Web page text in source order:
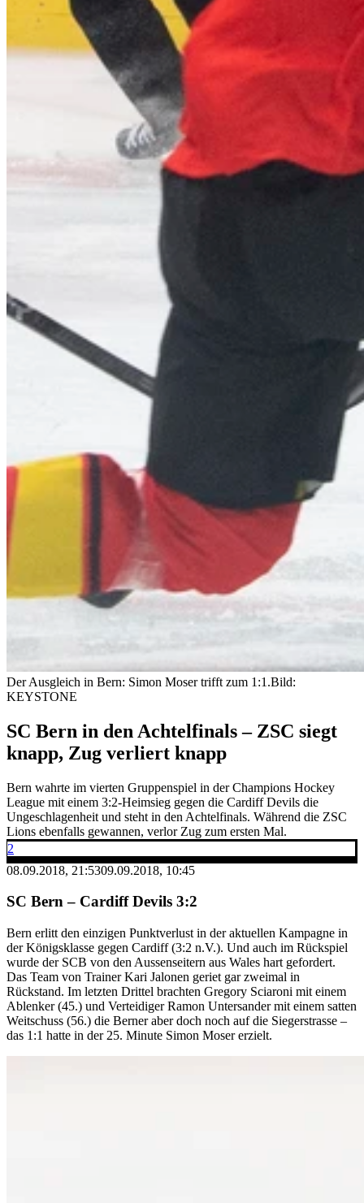
Der Ausgleich in Bern: Simon Moser trifft zum 1:1.Bild:
KEYSTONE
SC Bern in den Achtelfinals – ZSC siegt
knapp, Zug verliert knapp
Bern wahrte im vierten Gruppenspiel in der Champions Hockey
League mit einem 3:2-Heimsieg gegen die Cardiff Devils die
Ungeschlagenheit und steht in den Achtelfinals. Während die ZSC
Lions ebenfalls gewannen, verlor Zug zum ersten Mal.
2
08.09.2018, 21:5309.09.2018, 10:45
SC Bern – Cardiff Devils 3:2
Bern erlitt den einzigen Punktverlust in der aktuellen Kampagne in
der Königsklasse gegen Cardiff (3:2 n.V.). Und auch im Rückspiel
wurde der SCB von den Aussenseitern aus Wales hart gefordert.
Das Team von Trainer Kari Jalonen geriet gar zweimal in
Rückstand. Im letzten Drittel brachten Gregory Sciaroni mit einem
Ablenker (45.) und Verteidiger Ramon Untersander mit einem satten
Weitschuss (56.) die Berner aber doch noch auf die Siegerstrasse –
das 1:1 hatte in der 25. Minute Simon Moser erzielt.